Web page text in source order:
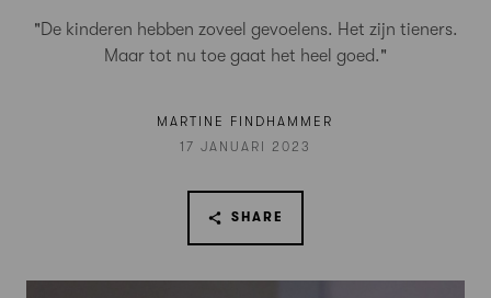
"De kinderen hebben zoveel gevoelens. Het zijn tieners.
Maar tot nu toe gaat het heel goed."
MARTINE FINDHAMMER
17 JANUARI 2023
SHARE